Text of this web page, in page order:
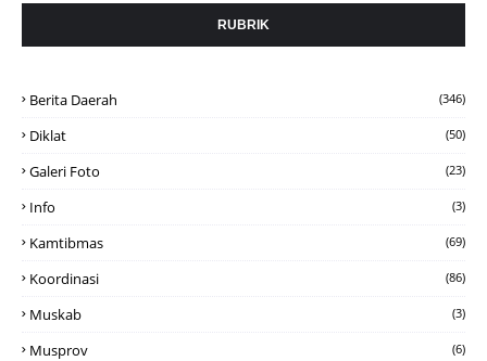
RUBRIK
Berita Daerah (346)
Diklat (50)
Galeri Foto (23)
Info (3)
Kamtibmas (69)
Koordinasi (86)
Muskab (3)
Musprov (6)